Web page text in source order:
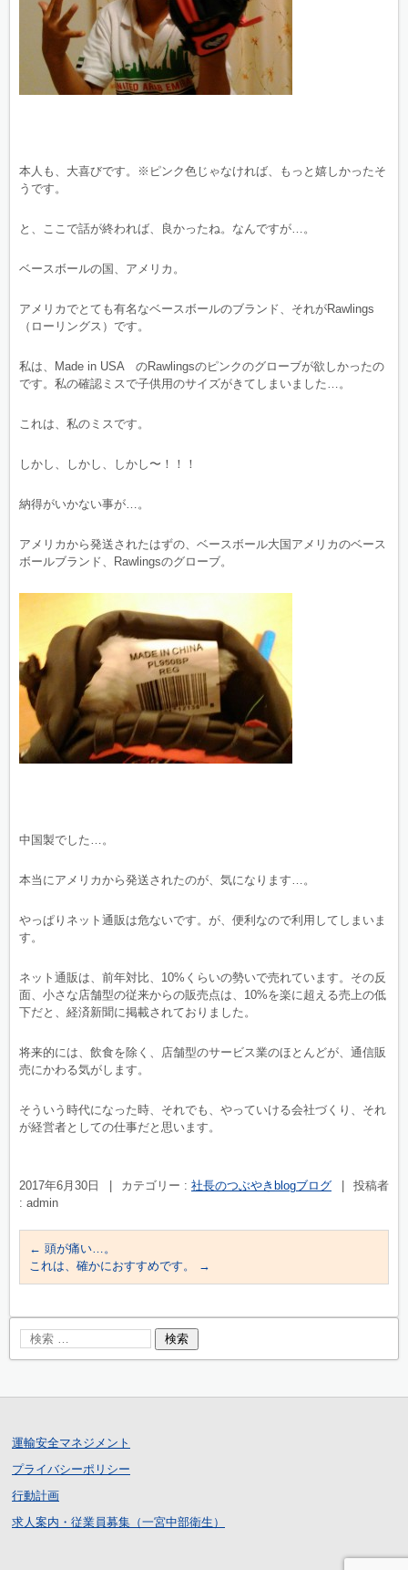
本人も、大喜びです。※ピンク色じゃなければ、もっと嬉しかったそ
うです。
と、ここで話が終われば、良かったね。なんですが…。
ベースボールの国、アメリカ。
アメリカでとても有名なベースボールのブランド、それがRawlings
（ローリングス）です。
私は、Made in USA のRawlingsのピンクのグローブが欲しかったの
です。私の確認ミスで子供用のサイズがきてしまいました…。
これは、私のミスです。
しかし、しかし、しかし〜！！！
納得がいかない事が…。
アメリカから発送されたはずの、ベースボール大国アメリカのベース
ボールブランド、Rawlingsのグローブ。
中国製でした…。
本当にアメリカから発送されたのが、気になります…。
やっぱりネット通販は危ないです。が、便利なので利用してしまいま
す。
ネット通販は、前年対比、10%くらいの勢いで売れています。その反
面、小さな店舗型の従来からの販売点は、10%を楽に超える売上の低
下だと、経済新聞に掲載されておりました。
将来的には、飲食を除く、店舗型のサービス業のほとんどが、通信販
売にかわる気がします。
そういう時代になった時、それでも、やっていける会社づくり、それ
が経営者としての仕事だと思います。
2017年6月30日 カテゴリー : 社長のつぶやきblogブログ
投稿者
: admin
← 頭が痛い…。
これは、確かにおすすめです。
→
運輸安全マネジメント
プライバシーポリシー
行動計画
求人案内・従業員募集（一宮中部衛生）